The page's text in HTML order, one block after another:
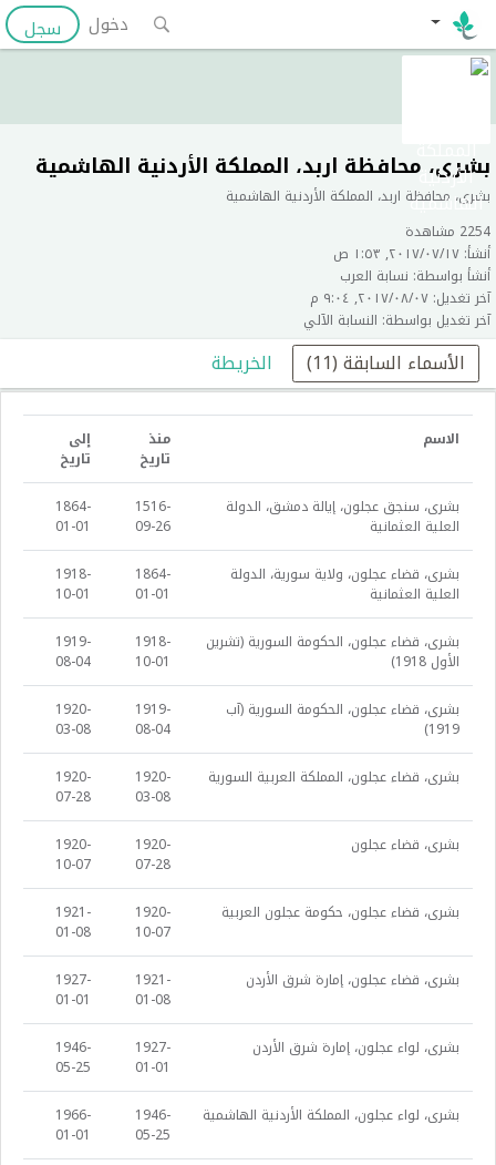
دخول سجل
بشرى، محافظة اربد، المملكة الأردنية الهاشمية
بشرى، محافظة اربد، المملكة الأردنية الهاشمية
2254 مشاهدة
أنشأ: ١٧‏/٠٧‏/٢٠١٧, ١:٥٣ ص
أنشأ بواسطة: نسابة العرب
آخر تغديل: ٠٧‏/٠٨‏/٢٠١٧, ٩:٠٤ م
آخر تغديل بواسطة: النسابة الآلي
الأسماء السابقة (11) الخريطة
الاسم
منذ
تاريخ
إلى
تاريخ
بشرى، سنجق عجلون، إيالة دمشق، الدولة
العلية العثمانية
1516-
09-26
1864-
01-01
بشرى، قضاء عجلون، ولاية سورية، الدولة
العلية العثمانية
1864-
01-01
1918-
10-01
بشرى، قضاء عجلون، الحكومة السورية (تشرين
الأول 1918)
1918-
10-01
1919-
08-04
بشرى، قضاء عجلون، الحكومة السورية (آب
1919)
1919-
08-04
1920-
03-08
بشرى، قضاء عجلون، المملكة العربية السورية
1920-
03-08
1920-
07-28
بشرى، قضاء عجلون
1920-
07-28
1920-
10-07
بشرى، قضاء عجلون، حكومة عجلون العربية
1920-
10-07
1921-
01-08
بشرى، قضاء عجلون، إمارة شرق الأردن
1921-
01-08
1927-
01-01
بشرى، لواء عجلون، إمارة شرق الأردن
1927-
01-01
1946-
05-25
بشرى، لواء عجلون، المملكة الأردنية الهاشمية
1946-
05-25
1966-
01-01